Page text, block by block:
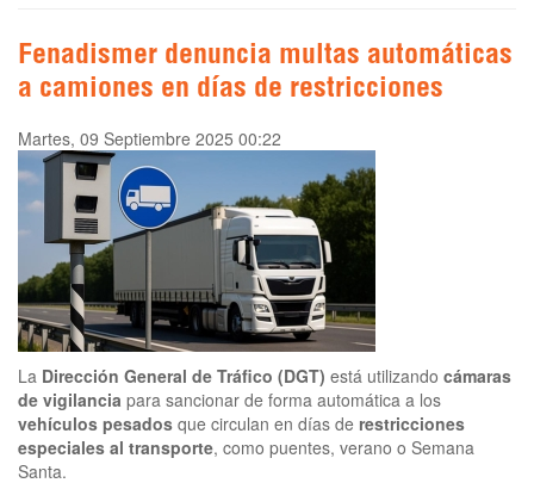
Fenadismer denuncia multas automáticas
a camiones en días de restricciones
Martes, 09 Septiembre 2025 00:22
La Dirección General de Tráfico (DGT) está utilizando cámaras
de vigilancia para sancionar de forma automática a los
vehículos pesados que circulan en días de restricciones
especiales al transporte, como puentes, verano o Semana
Santa.